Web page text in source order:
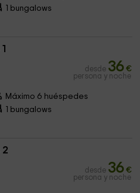
1 bungalows
desde 36 €
persona y noche
Máximo 6 huéspedes
1 bungalows
2
desde 36 €
persona y noche